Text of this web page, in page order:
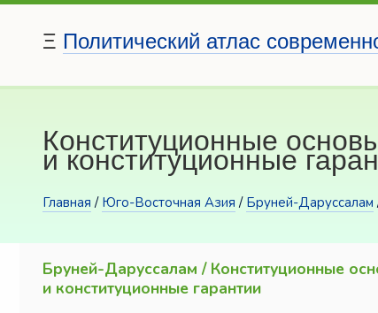
Ξ Политический атлас
Конституционные
и конституционные
Главная / Юго-Восточная Азия / Бруней-Даруссалам
Бруней-Даруссалам / Конституционные
и конституционные гарантии